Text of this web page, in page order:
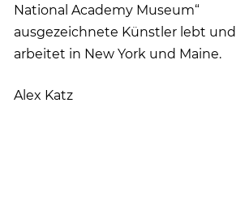
National Academy Museum“
ausgezeichnete Künstler lebt und
arbeitet in New York und Maine.
Alex Katz